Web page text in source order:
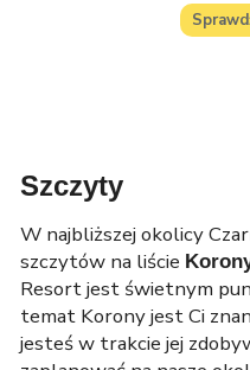
Szczyty
W najbliższej okolicy
szczytów na liście
Resort jest świetnym
temat Korony jest Ci
jesteś w trakcie jej